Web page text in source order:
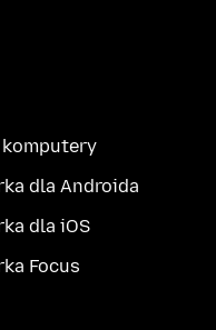
dla Androida
dla iOS
Focus